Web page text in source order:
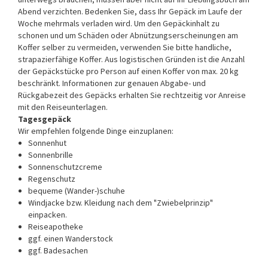
Abend verzichten. Bedenken Sie, dass Ihr Gepäck im Laufe der
Woche mehrmals verladen wird. Um den Gepäckinhalt zu
schonen und um Schäden oder Abnützungserscheinungen am
Koffer selber zu vermeiden, verwenden Sie bitte handliche,
strapazierfähige Koffer. Aus logistischen Gründen ist die Anzahl
der Gepäckstücke pro Person auf einen Koffer von max. 20 kg
beschränkt. Informationen zur genauen Abgabe- und
Rückgabezeit des Gepäcks erhalten Sie rechtzeitig vor Anreise
mit den Reiseunterlagen.
Tagesgepäck
Wir empfehlen folgende Dinge einzuplanen:
Sonnenhut
Sonnenbrille
Sonnenschutzcreme
Regenschutz
bequeme (Wander-)schuhe
Windjacke bzw. Kleidung nach dem "Zwiebelprinzip"
einpacken.
Reiseapotheke
ggf. einen Wanderstock
ggf. Badesachen